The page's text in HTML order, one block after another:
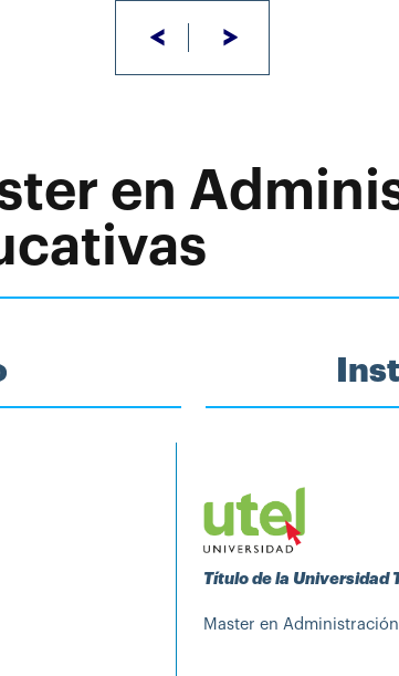
< >
en
Título de la Universidad
Master en